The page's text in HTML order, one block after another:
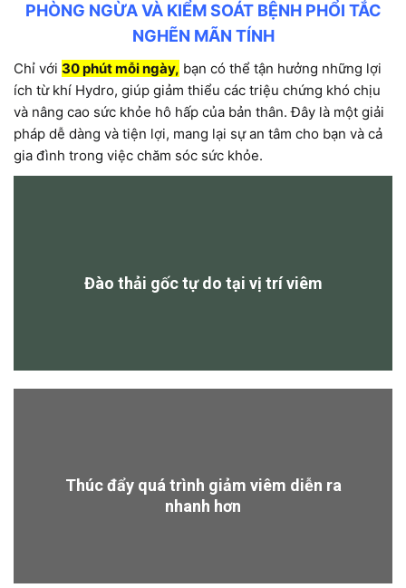
PHÒNG NGỪA VÀ KIỂM SOÁT BỆNH PHỔI TẮC
NGHẼN MÃN TÍNH
Chỉ với 30 phút mỗi ngày, bạn có thể tận hưởng những lợi
ích từ khí Hydro, giúp giảm thiểu các triệu chứng khó chịu
và nâng cao sức khỏe hô hấp của bản thân. Đây là một giải
pháp dễ dàng và tiện lợi, mang lại sự an tâm cho bạn và cả
gia đình trong việc chăm sóc sức khỏe.
Đào thải gốc tự do tại vị trí viêm
Thúc đẩy quá trình giảm viêm diễn ra
nhanh hơn